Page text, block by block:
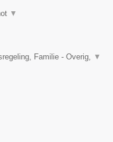
▼
Familie - Overig, ▼